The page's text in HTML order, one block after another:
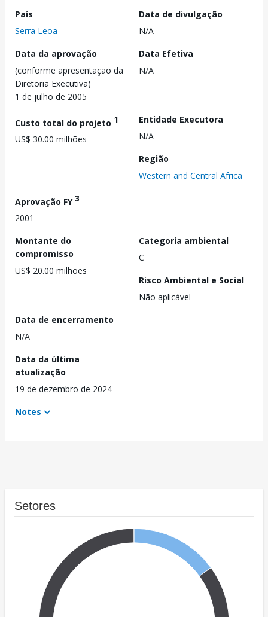
País
Serra Leoa
Data de divulgação
N/A
Data da aprovação
(conforme apresentação da
Diretoria Executiva)
1 de julho de 2005
Data Efetiva
N/A
Custo total do projeto 1
US$ 30.00 milhões
Entidade Executora
N/A
Região
Western and Central Africa
Aprovação FY3
2001
Montante do
compromisso
US$ 20.00 milhões
Categoria ambiental
C
Risco Ambiental e Social
Não aplicável
Data de encerramento
N/A
Data da última
atualização
19 de dezembro de 2024
Notes
Setores